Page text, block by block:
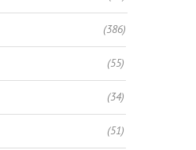
(386)
(55)
(34)
(51)